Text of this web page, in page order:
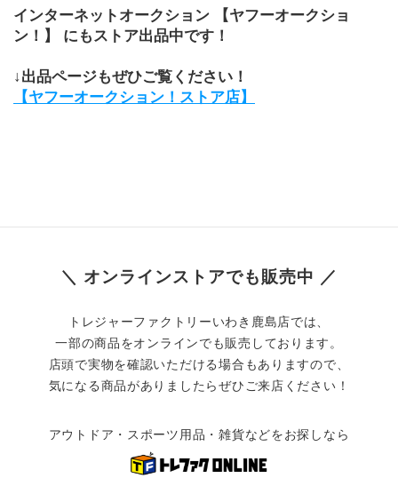
インターネットオークション 【ヤフーオークショ
ン！】 にもストア出品中です！
↓出品ページもぜひご覧ください！
【ヤフーオークション！ストア店】
＼ オンラインストアでも販売中 ／
トレジャーファクトリーいわき鹿島店では、
一部の商品をオンラインでも販売しております。
店頭で実物を確認いただける場合もありますので、
気になる商品がありましたらぜひご来店ください！
アウトドア・スポーツ用品・雑貨などをお探しなら